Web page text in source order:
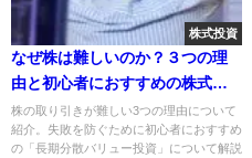
株式投資
なぜ株は難しいのか？３つの理
由と初心者におすすめの株式投
資法
株の取り引きが難しい3つの理由について
紹介。失敗を防ぐために初心者におすすめ
の「長期分散バリュー投資」について解説